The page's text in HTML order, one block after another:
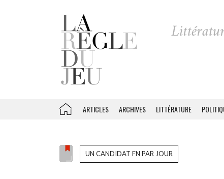
ARTICLES ARCHIVES LITTÉRATURE
UN CANDIDAT FN PAR JOUR